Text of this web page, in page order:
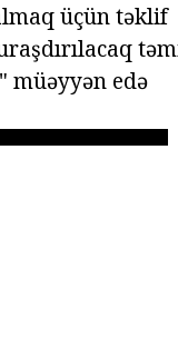
üçün təklif
müəyyən edə